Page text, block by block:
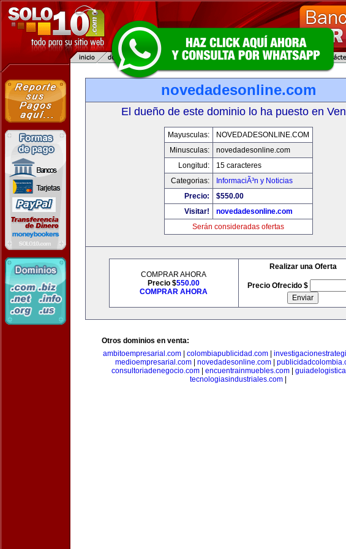
novedadesonline.com
El dueño de este dominio lo ha puesto en
Mayusculas:
NOVEDADESONLINE.COM
Minusculas:
novedadesonline.com
Longitud:
15 caracteres
Categorias:
InformaciÃ³n y Noticias
Precio:
$550.00
Visitar!
novedadesonline.com
Serán consideradas ofertas
COMPRAR AHORA
Precio $550.00
COMPRAR AHORA
Realizar una Oferta
Precio Ofrecido $
Otros dominios en venta:
ambitoempresarial.com| colombiapublicidad.com|
medioempresarial.com| novedadesonline.com|
consultoriadenegocio.com| encuentrainmuebles.com|
tecnologiasindustriales.com